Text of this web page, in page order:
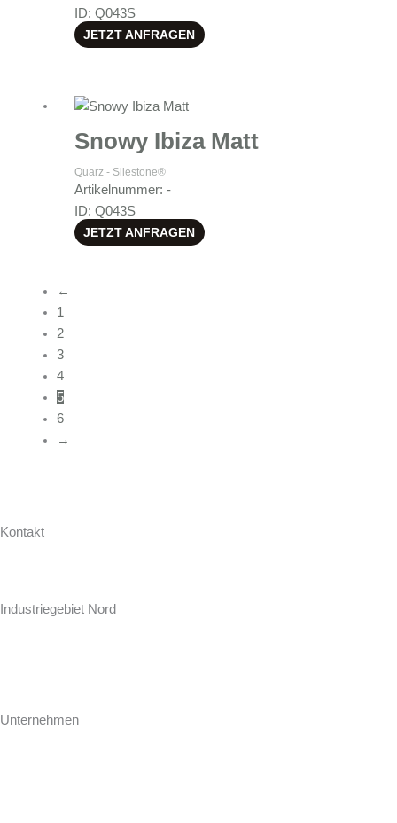
ID: Q043S
JETZT ANFRAGEN
Snowy Ibiza Matt
Quarz - Silestone®
Artikelnummer: -
ID: Q043S
JETZT ANFRAGEN
←
1
2
3
4
5
6
→
Kontakt
Industriegebiet Nord
Unternehmen